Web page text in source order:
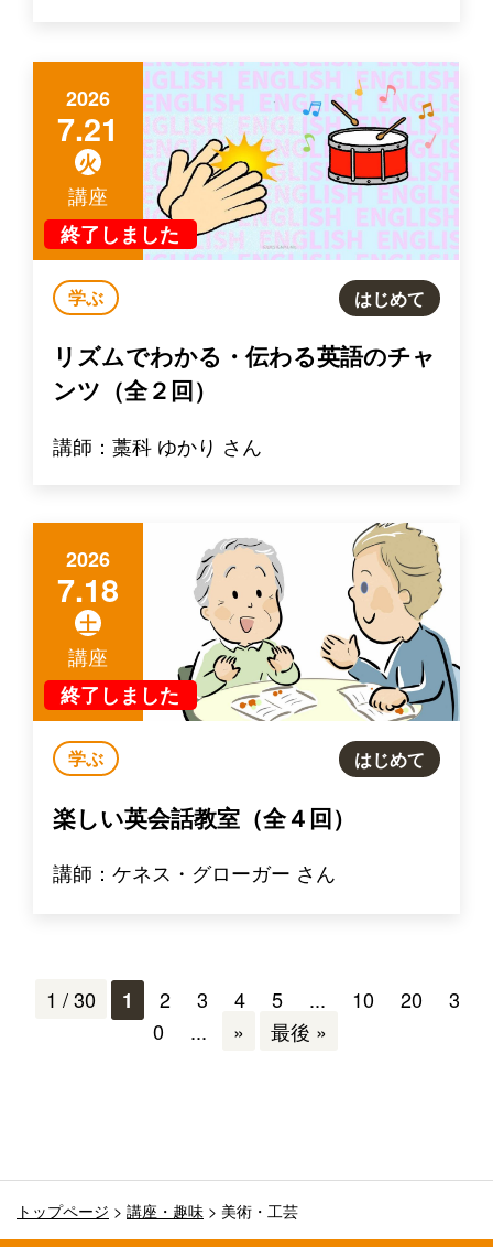
2026
7.21
火
終了しました
講座
学ぶ はじめて
リズムでわかる・伝わる英語のチャ
ンツ（全２回）
講師：藁科 ゆかり さん
2026
7.18
土
終了しました
講座
学ぶ はじめて
楽しい英会話教室（全４回）
講師：ケネス・グローガー さん
1 / 30 1 2 3 4 5 ... 10 20
3
0
... » 最後 »
トップページ > 講座・趣味 > 美術・工芸